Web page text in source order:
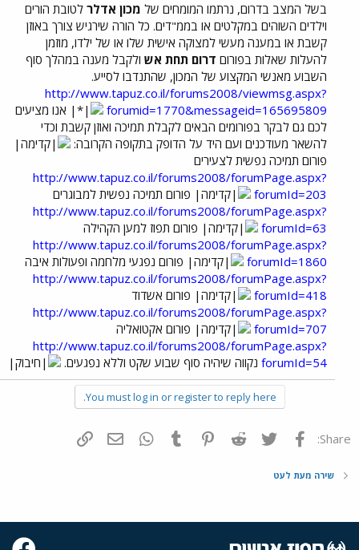
בשל המצב בדרום, נרתמו המומחים של מכון אדלר לטובת הורים
וילדים השוהים במקלטים או בממ"דים. כל הורה שירגיש צורך באוזן
קשבת או במענה מעשי למצוקה אישית שלו או של ילדו, מוזמן
להעלות שאלות בפורום דרום תחת אש ולקבל מענה במהלך סוף
השבוע מאנשי המקצוע של המכון, שהתנדבו לסייע.
http://www.tapuz.co.il/forums2008/viewmsg.aspx?
forumid=1770&messageid=165695809
אנו מציעים
לכם גם לבקר בפורומים הבאים לקבלת תמיכה ואוזן קשבת וכדי
להשאר מעודכנים ועם היד על הדופק בתקופה הקרובה:
פורום תמיכה נפשית לצעירים
http://www.tapuz.co.il/forums2008/forumPage.aspx?
forumId=203
פורום תמיכה נפשית למבוגרים
http://www.tapuz.co.il/forums2008/forumPage.aspx?
forumId=63
פורום תפוז למען הקהילה
http://www.tapuz.co.il/forums2008/forumPage.aspx?
forumId=1860
פורום נפגעי מלחמה ופעולות איבה
http://www.tapuz.co.il/forums2008/forumPage.aspx?
forumId=418
פורום אשדוד
http://www.tapuz.co.il/forums2008/forumPage.aspx?
forumId=707
פורום אקטואליה
http://www.tapuz.co.il/forums2008/forumPage.aspx?
forumId=54 נקווה שיהיה סוף שבוע שקט וללא נפגעים.
You must log in or register to reply here.
Share: פייסבוק Twitter
Reddit
Pinterest
Tumblr
WhatsAppדואר אלקטרוני
שירה מעת לעט